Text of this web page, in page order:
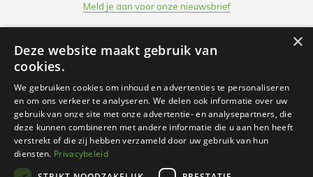
Meld je aan voor onze nieuwsbrief
Klantenservice
Openingsuren
Informatie
×
Deze website maakt gebruik van
cookies.
We gebruiken cookies om inhoud en advertenties te personaliseren
en om ons verkeer te analyseren. We delen ook informatie over uw
gebruik van onze site met onze advertentie- en analysepartners, die
deze kunnen combineren met andere informatie die u aan hen heeft
verstrekt of die zij hebben verzameld door uw gebruik van hun
diensten. Privacybeleid